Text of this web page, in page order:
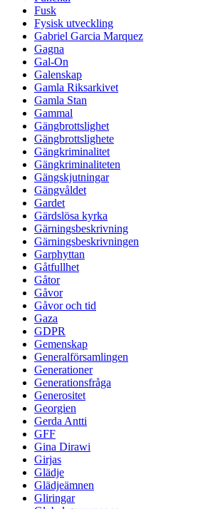
Fusk
Fysisk utveckling
Gabriel Garcia Marquez
Gagna
Gal-On
Galenskap
Gamla Riksarkivet
Gamla Stan
Gammal
Gängbrottslighet
Gängbrottslighete
Gängkriminalitet
Gängkriminaliteten
Gängskjutningar
Gängvåldet
Gardet
Gärdslösa kyrka
Gärningsbeskrivning
Gärningsbeskrivningen
Garphyttan
Gåtfullhet
Gåtor
Gåvor
Gåvor och tid
Gaza
GDPR
Gemenskap
Generalförsamlingen
Generationer
Generationsfråga
Generositet
Georgien
Gerda Antti
GFF
Gina Dirawi
Girjas
Glädje
Glädjeämnen
Gliringar